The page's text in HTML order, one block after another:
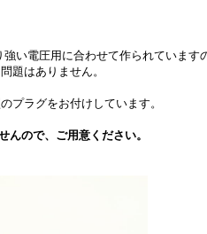
い電圧用に合わせて作られています
題はありません。
プラグをお付けしています。
ので、ご用意ください。